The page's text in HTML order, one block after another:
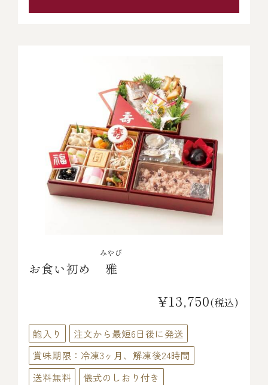
お食い初め 雅
みやび
¥13,750(税込)
鮑入り
注文から最短6日後に発送
賞味期限：冷凍3ヶ月、解凍後24時間
送料無料
儀式のしおり付き